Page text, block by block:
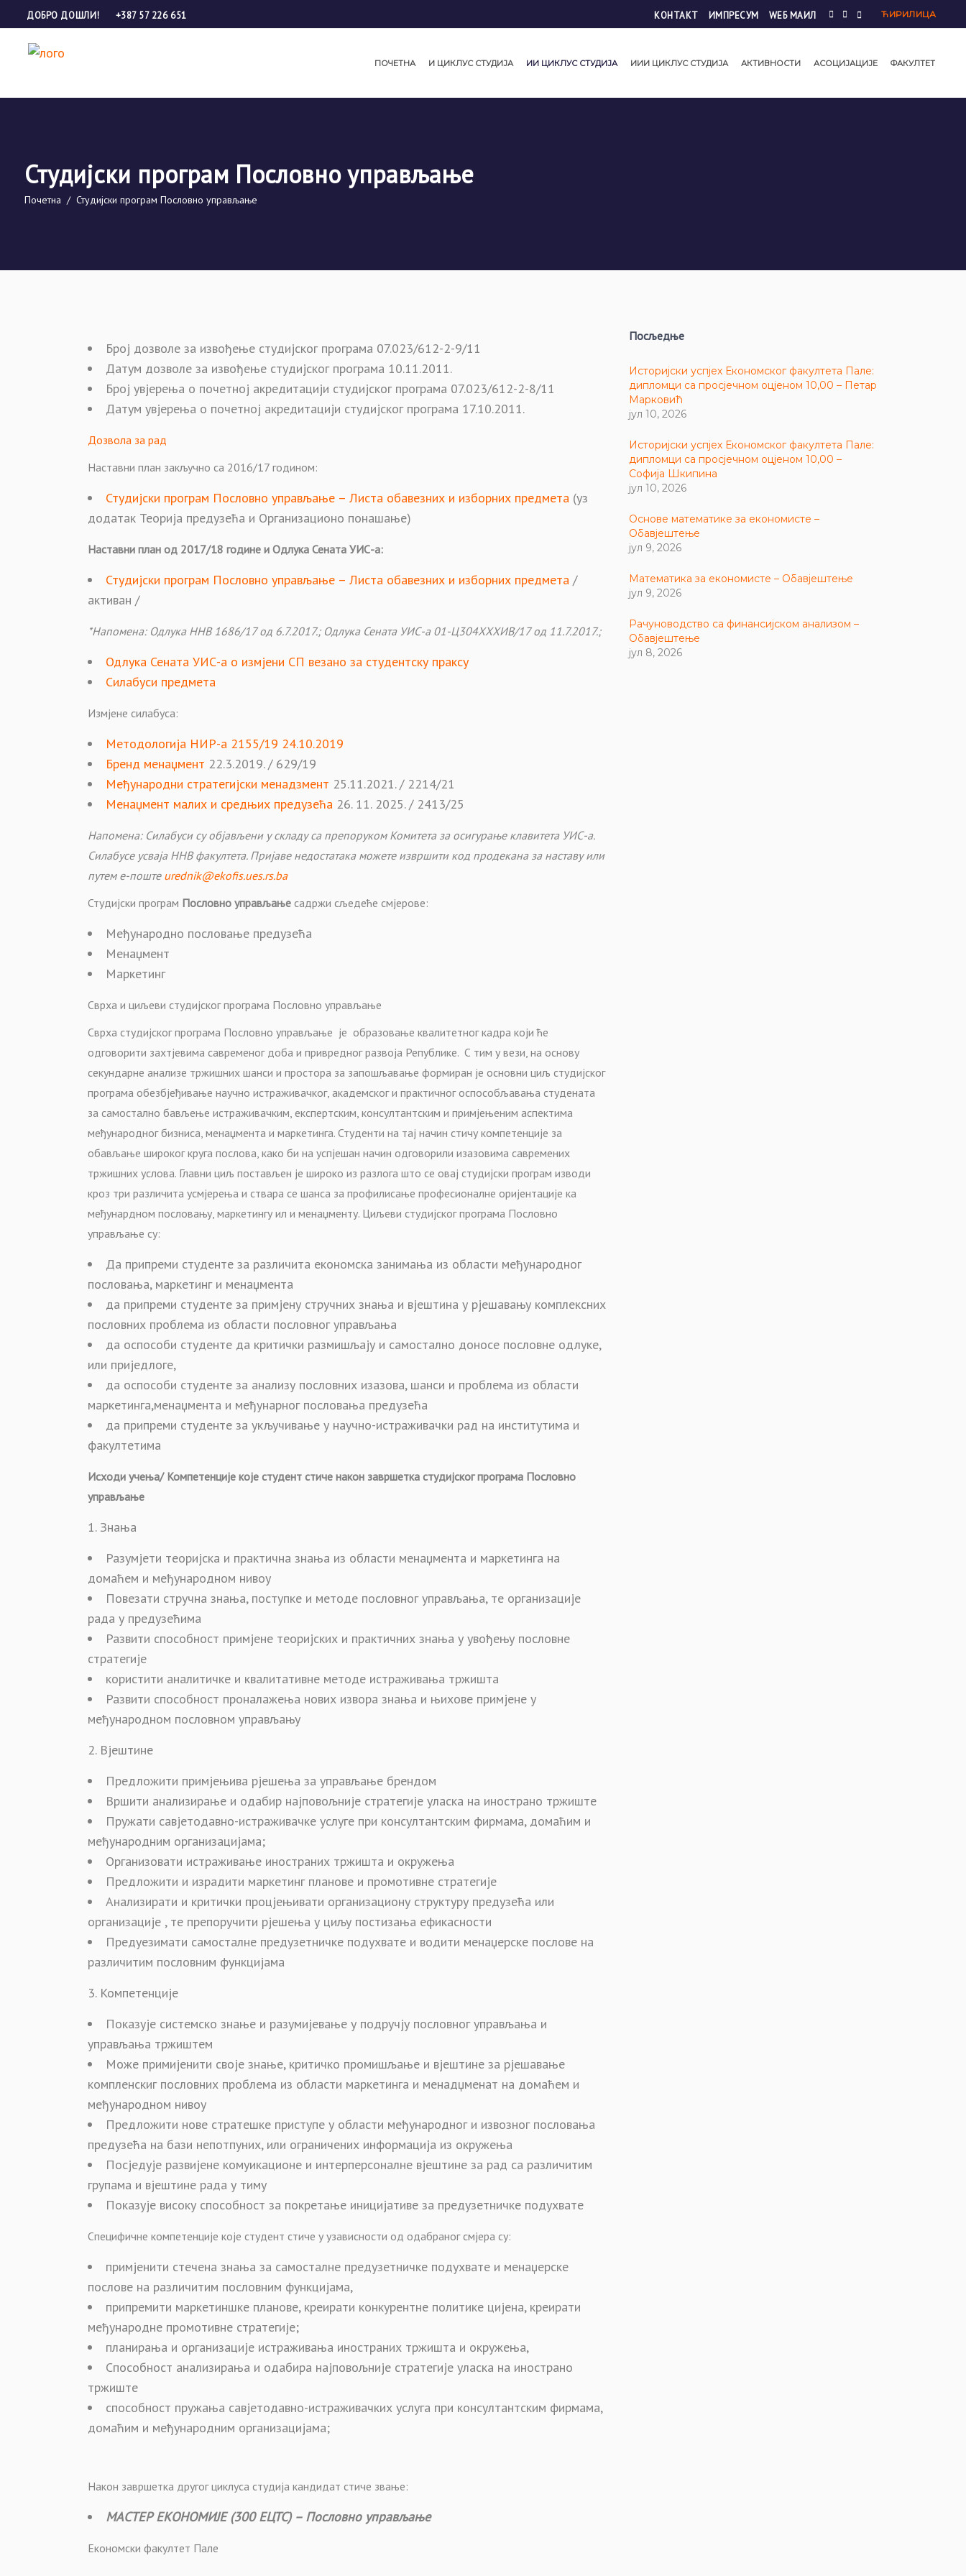
ДОБРО ДОШЛИ! +387 57 226 651 КОНТАКТ ИМПРЕСУМ WЕБ МАИЛ ЋИРИЛИЦА
ПОЧЕТНА И ЦИКЛУС СТУДИЈА ИИ ЦИКЛУС СТУДИЈА ИИИ ЦИКЛУС СТУДИЈА АКТИВНОСТИ АСОЦИЈАЦИЈЕ ФАКУЛТЕТ
Студијски програм Пословно управљање
Почетна / Студијски програм Пословно управљање
Број дозволе за извођење студијског програма 07.023/612-2-9/11
Датум дозволе за извођење студијског програма 10.11.2011.
Број увјерења о почетној акредитацији студијског програма 07.023/612-2-8/11
Датум увјерења о почетној акредитацији студијског програма 17.10.2011.
Дозвола за рад
Наставни план закључно са 2016/17 годином:
Студијски програм Пословно управљање – Листа обавезних и изборних предмета (уз
додатак Теорија предузећа и Организационо понашање)
Наставни план од 2017/18 године и Одлука Сената УИС-а:
Студијски програм Пословно управљање – Листа обавезних и изборних предмета /
активан /
*Напомена: Одлука ННВ 1686/17 од 6.7.2017.; Одлука Сената УИС-а 01-Ц304XXXИВ/17 од 11.7.2017.;
Одлука Сената УИС-а о измјени СП везано за студентску праксу
Силабуси предмета
Измјене силабуса:
Методологија НИР-а 2155/19 24.10.2019
Бренд менаџмент 22.3.2019. / 629/19
Међународни стратегијски менадзмент 25.11.2021. / 2214/21
Менаџмент малих и средњих предузећа 26. 11. 2025. / 2413/25
Напомена: Силабуси су објављени у складу са препоруком Комитета за осигурање клавитета УИС-а.
Силабусе усваја ННВ факултета. Пријаве недостатака можете извршити код продекана за наставу или
путем е-поште urednik@ekofis.ues.rs.ba
Студијски програм Пословно управљање садржи сљедеће смјерове:
Међународно пословање предузећа
Менаџмент
Маркетинг
Сврха и циљеви студијског програма Пословно управљање
Сврха студијског програма Пословно управљање је образовање квалитетног кадра који ће
одговорити захтјевима савременог доба и привредног развоја Републике. С тим у вези, на основу
секундарне анализе тржишних шанси и простора за запошљавање формиран је основни циљ студијског
програма обезбјеђивање научно истраживачког, академског и практичног оспособљавања студената
за самостално бављење истраживачким, експертским, консултантским и примјењеним аспектима
међународног бизниса, менаџмента и маркетинга. Студенти на тај начин стичу компетенције за
обављање широког круга послова, како би на успјешан начин одговорили изазовима савремених
тржишних услова. Главни циљ постављен је широко из разлога што се овај студијски програм изводи
кроз три различита усмјерења и ствара се шанса за профилисање професионалне оријентације ка
међунардном пословању, маркетингу ил и менаџменту. Циљеви студијског програма Пословно
управљање су:
Да припреми студенте за различита економска занимања из области међународног
пословања, маркетинг и менаџмента
да припреми студенте за примјену стручних знања и вјештина у рјешавању комплексних
пословних проблема из области пословног управљања
да оспособи студенте да критички размишљају и самостално доносе пословне одлуке,
или приједлоге,
да оспособи студенте за анализу пословних изазова, шанси и проблема из области
маркетинга,менаџмента и међунарног пословања предузећа
да припреми студенте за укључивање у научно-истраживачки рад на институтима и
факултетима
Исходи учења/ Компетенције које студент стиче након завршетка студијског програма Пословно
управљање
Знања
Разумјети теоријска и практична знања из области менаџмента и маркетинга на
домаћем и међународном нивоу
Повезати стручна знања, поступке и методе пословног управљања, те организације
рада у предузећима
Развити способност примјене теоријских и практичних знања у увођењу пословне
стратегије
користити аналитичке и квалитативне методе истраживања тржишта
Развити способност проналажења нових извора знања и њихове примјене у
међународном пословном управљању
Вјештине
Предложити примјењива рјешења за управљање брендом
Вршити анализирање и одабир најповољније стратегије уласка на инострано тржиште
Пружати савјетодавно-истраживачке услуге при консултантским фирмама, домаћим и
међународним организацијама;
Организовати истраживање иностраних тржишта и окружења
Предложити и израдити маркетинг планове и промотивне стратегије
Анализирати и критички процјењивати организациону структуру предузећа или
организације , те препоручити рјешења у циљу постизања ефикасности
Предуезимати самосталне предузетничке подухвате и водити менаџерске послове на
различитим пословним функцијама
Компетенције
Показује системско знање и разумијевање у подручју пословног управљања и
управљања тржиштем
Може примијенити своје знање, критичко промишљање и вјештине за рјешавање
компленскиг пословних проблема из области маркетинга и менадџменат на домаћем и
међународном нивоу
Предложити нове стратешке приступе у области међународног и извозног пословања
предузећа на бази непотпуних, или ограничених информација из окружења
Посједује развијене комуикационе и интерперсоналне вјештине за рад са различитим
групама и вјештине рада у тиму
Показује високу способност за покретање иницијативе за предузетничке подухвате
Специфичне компетенције које студент стиче у yзависности од одабраног смјера су:
примјенити стечена знања за самосталне предузетничке подухвате и менаџерске
послове на различитим пословним функцијама,
припремити маркетиншке планове, креирати конкурентне политике цијена, креирати
међународне промотивне стратегије;
планирања и организације истраживања иностраних тржишта и окружења,
Способност анализирања и одабира најповољније стратегије уласка на инострано
тржиште
способност пружања савјетодавно-истраживачких услуга при консултантским фирмама,
домаћим и међународним организацијама;
Након завршетка другог циклуса студија кандидат стиче звање:
МАСТЕР ЕКОНОМИЈЕ (300 ЕЦТС) – Пословно управљање
Економски факултет Пале
Посљедње
Историјски успјех Економског факултета Пале:
дипломци са просјечном оцјеном 10,00 – Петар
Марковић
јул 10, 2026
Историјски успјех Економског факултета Пале:
дипломци са просјечном оцјеном 10,00 –
Софија Шкипина
јул 10, 2026
Основе математике за економисте –
Обавјештење
јул 9, 2026
Математика за економисте – Обавјештење
јул 9, 2026
Рачуноводство са финансијском анализом –
Обавјештење
јул 8, 2026